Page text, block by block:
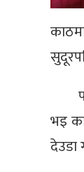
भइ
देउडा